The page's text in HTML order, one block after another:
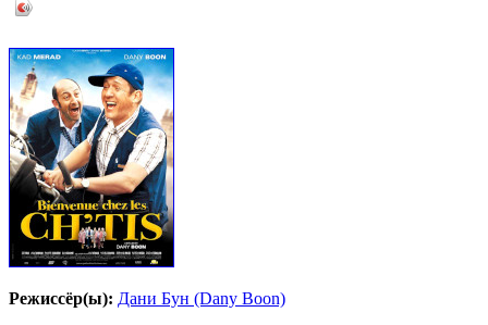
Режиссёр(ы): Дани Бун (Dany Boon)